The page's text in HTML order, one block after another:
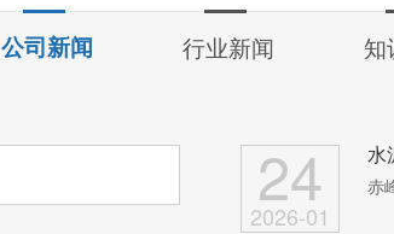
公司新闻 行业新闻 知
24
2026-01
水
赤